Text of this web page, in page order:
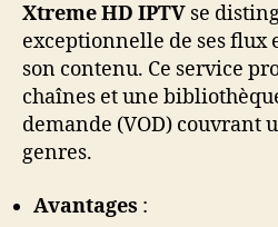
Xtreme HD IPTV se
exceptionnelle de ses flux
son contenu. Ce service
chaînes et une
demande (VOD) couvrant
genres.
Avantages :